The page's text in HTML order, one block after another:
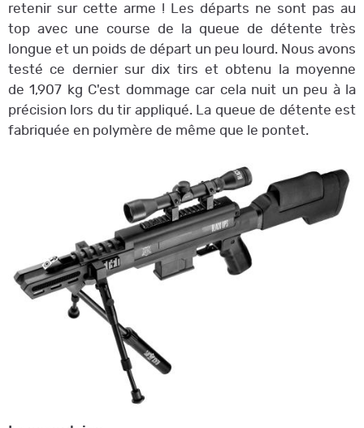
retenir sur cette arme ! Les départs ne sont pas au
top avec une course de la queue de détente très
longue et un poids de départ un peu lourd. Nous avons
testé ce dernier sur dix tirs et obtenu la moyenne
de 1,907 kg C'est dommage car cela nuit un peu à la
précision lors du tir appliqué. La queue de détente est
fabriquée en polymère de même que le pontet.